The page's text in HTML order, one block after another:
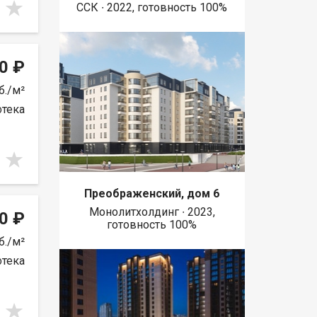
₽
м²
₽
м²
ССК ∙ 2022, готовность 100%
Преображенский, дом 6
Монолитхолдинг ∙ 2023,
готовность 100%